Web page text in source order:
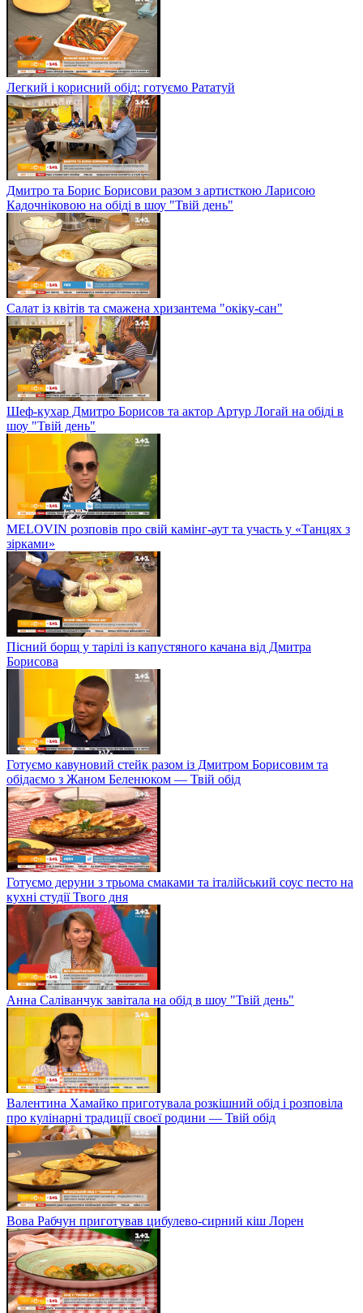
Легкий і корисний обід: готуємо Рататуй
Дмитро та Борис Борисови разом з артисткою Ларисою
Кадочніковою на обіді в шоу "Твій день"
Салат із квітів та смажена хризантема "окіку-сан"
Шеф-кухар Дмитро Борисов та актор Артур Логай на обіді в
шоу "Твій день"
MELOVIN розповів про свій камінг-аут та участь у «Танцях з
зірками»
Пісний борщ у тарілі із капустяного качана від Дмитра
Борисова
Готуємо кавуновий стейк разом із Дмитром Борисовим та
обідаємо з Жаном Беленюком — Твій обід
Готуємо деруни з трьома смаками та італійський соус песто на
кухні студії Твого дня
Анна Саліванчук завітала на обід в шоу "Твій день"
Валентина Хамайко приготувала розкішний обід і розповіла
про кулінарні традиції своєї родини — Твій обід
Вова Рабчун приготував цибулево-сирний кіш Лорен